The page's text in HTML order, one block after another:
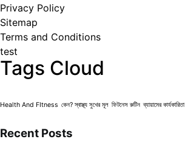
Privacy Policy
Sitemap
Terms and Conditions
test
Tags Cloud
Health And FItness কেন? স্বাস্থ্য সুখের মূল ফিটনেস রুটিন ব্যায়ামের কার্যকারিতা
Recent Posts